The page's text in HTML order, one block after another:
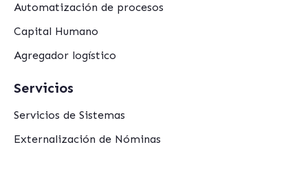
Automatización de procesos
Capital Humano
Agregador logístico
Servicios
Servicios de Sistemas
Externalización de Nóminas